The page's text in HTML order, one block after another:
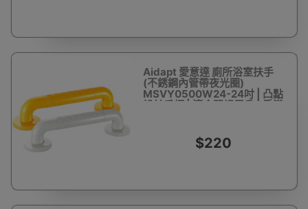
Aidapt 愛意達 廁所浴室扶手
(不銹鋼內管帶夜光圈)
MSVY0500W24-24吋 | 凸點
設計手柄 | 適合弱視用戶 | 香港
$220